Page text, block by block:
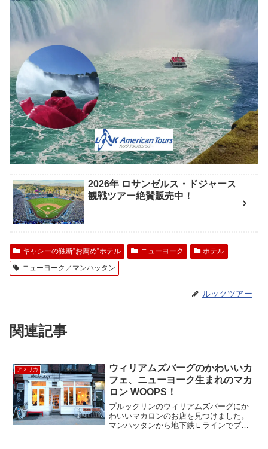
2026年 ロサンゼルス・ドジャース
観戦ツアー絶賛販売中！
キャシーの独断”お薦め”ホテル ニューヨーク
ホテル
ニューヨーク／マンハッタン
ルックツアー
関連記事
アメリカ
ウィリアムズバーグのかわいいカ
フェ、ニューヨーク生まれのマカ
ロン WOOPS！
ブルックリンのウィリアムズバーグにか
わいいマカロンのお店を見つけました。
マンハッタンから地下鉄Ｌラインでブル